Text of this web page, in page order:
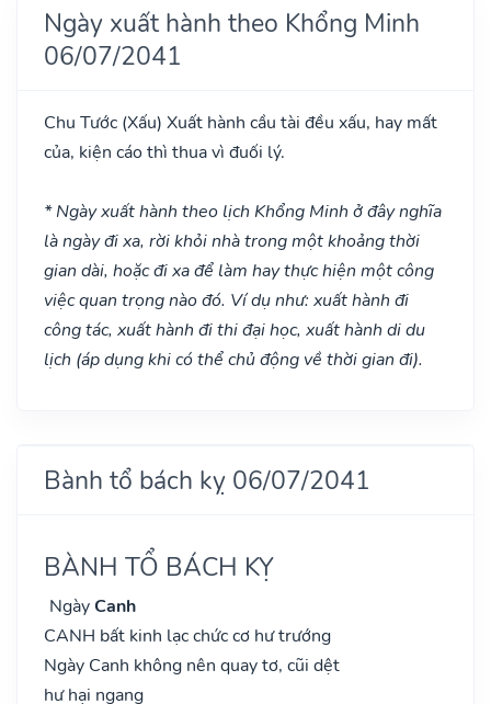
Ngày xuất hành theo Khổng Minh
06/07/2041
Chu Tước (Xấu) Xuất hành cầu tài đều xấu, hay mất
của, kiện cáo thì thua vì đuối lý.
* Ngày xuất hành theo lịch Khổng Minh ở đây nghĩa
là ngày đi xa, rời khỏi nhà trong một khoảng thời
gian dài, hoặc đi xa để làm hay thực hiện một công
việc quan trọng nào đó. Ví dụ như: xuất hành đi
công tác, xuất hành đi thi đại học, xuất hành di du
lịch (áp dụng khi có thể chủ động về thời gian đi).
Bành tổ bách kỵ 06/07/2041
BÀNH TỔ BÁCH KỴ
NgàyCanh
CANH bất kinh lạc chức cơ hư trướng
Ngày Canh không nên quay tơ, cũi dệt
hư hại ngang